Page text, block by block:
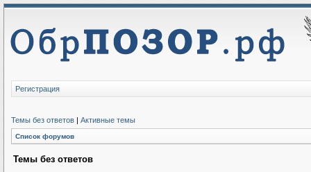
Регистрация
Темы без ответов | Активные темы
Список форумов
Темы без ответов